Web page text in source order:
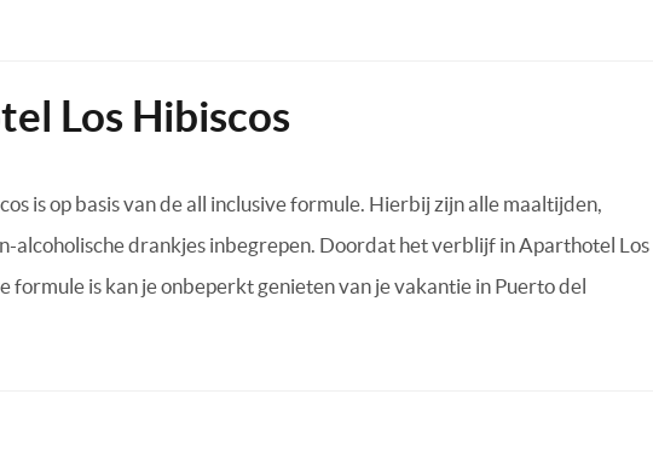
Los Hibiscos
is op basis van de all inclusive formule. Hierbij zijn alle maaltijden,
alcoholische drankjes inbegrepen. Doordat het verblijf in Aparthotel Los
formule is kan je onbeperkt genieten van je vakantie in Puerto del